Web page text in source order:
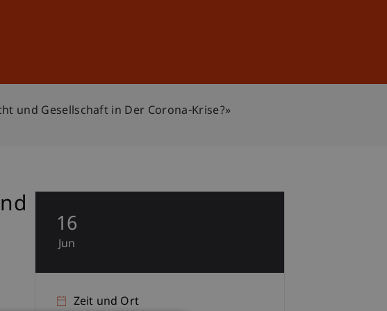
und Gesellschaft in Der Corona-Krise?»
16
Jun
Zeit und Ort